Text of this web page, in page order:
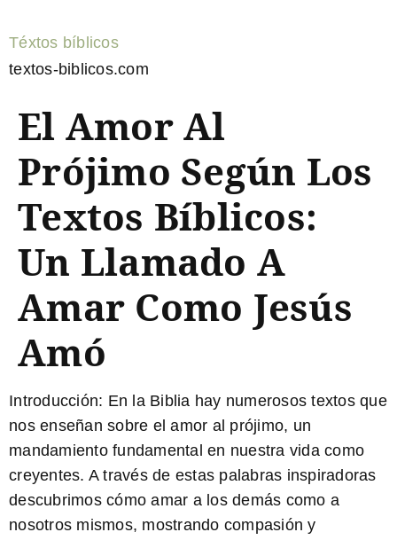
Téxtos bíblicos
textos-biblicos.com
El Amor Al
Prójimo Según Los
Textos Bíblicos:
Un Llamado A
Amar Como Jesús
Amó
Introducción: En la Biblia hay numerosos textos que
nos enseñan sobre el amor al prójimo, un
mandamiento fundamental en nuestra vida como
creyentes. A través de estas palabras inspiradoras
descubrimos cómo amar a los demás como a
nosotros mismos, mostrando compasión y